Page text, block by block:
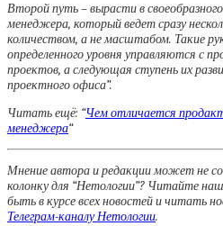
Второй путь – вырасти в
менеджера, который ведет сразу
количеством, а не масштабом. Такие
определенного уровня управляются с
проектов, а следующая ступень их
проектного офиса”.
Читать ещё: “Чем отличается
менеджера“
Мнение автора и редакции может не
колонку для “Нетологии”? Читайте
быть в курсе всех новостей и читать
Телеграм-каналу Нетологии.